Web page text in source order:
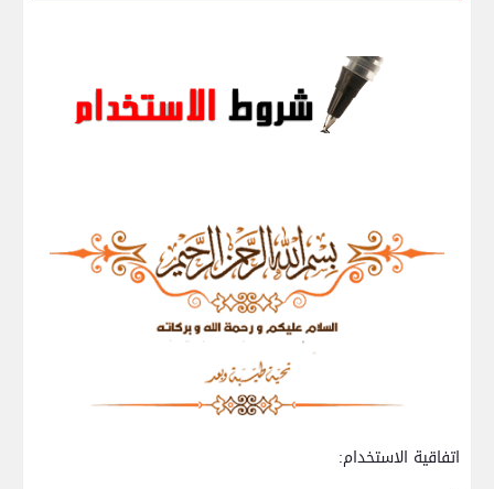
اتفاقية الاستخدام: